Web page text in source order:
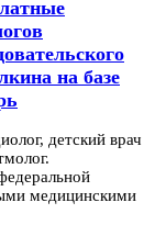
на базе
детский врач
медицинскими